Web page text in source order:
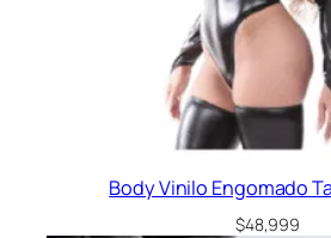
Body Vinilo Engomado
$48,999